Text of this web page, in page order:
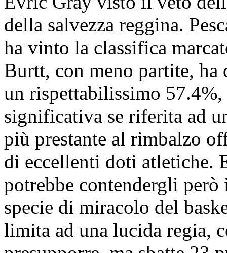
della salvezza reggina.
ha vinto la classifica
Burtt, con meno partite, ha
un rispettabilissimo
significativa se riferita ad
più prestante al rimbalzo
di eccellenti doti atletiche.
potrebbe contendergli
specie di miracolo del
limita ad una lucida regia,